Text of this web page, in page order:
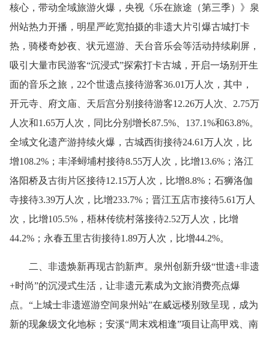
核心，带动全域旅游火爆，央视《乐在旅途（第三季）》泉
州站热力开播，明星严屹宽拍摄的非遗大片引爆古城打卡
热，骑楼奇妙夜、状元巡游、天台音乐会等活动持续刷屏，
吸引大量市民游客“沉浸式”探索打卡古城，开启一场别开生
面的音乐之旅，22个世遗点接待游客36.01万人次，其中，
开元寺、府文庙、天后宫分别接待游客12.26万人次、2.75万
人次和1.65万人次，同比分别增长87.5%、137.1%和63.8%。
全域文化遗产游持续火爆，古城西街接待24.61万人次，比
增108.2%；丰泽蟳埔村接待8.55万人次，比增13.6%；洛江
洛阳桥及古街片区接待12.15万人次，比增8.8%；石狮洛伽
寺接待3.39万人次，比增233.7%；晋江五店市接待5.61万人
次，比增105.5%，梧林传统村落接待2.52万人次，比增
44.2%；永春五里古街接待1.89万人次，比增44.2%。
二、非遗焕新再现古韵新声。泉州创新升级“世遗+非遗
+时尚”的沉浸式生活，让非遗元素成为文旅消费亮点爆
点。“上城士非遗巡游空间泉州站”在威远楼别致呈现，成为
新的现象级文化地标；安溪“周末戏相逢”项目让高甲戏、南